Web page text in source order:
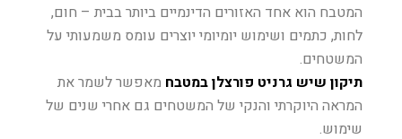
המטבח הוא אחד האזורים הדינמיים ביותר בבית – חום,
לחות, כתמים ושימוש יומיומי יוצרים עומס משמעותי על
המשטחים.
תיקון שיש גרניט פורצלן במטבח מאפשר לשמר את
המראה היוקרתי והנקי של המשטחים גם אחרי שנים של
שימוש.